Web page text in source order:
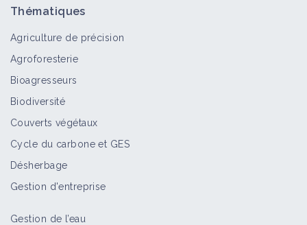
Thématiques
Agriculture de précision
Agroforesterie
Bioagresseurs
Biodiversité
Couverts végétaux
Cycle du carbone et GES
Désherbage
Gestion d'entreprise
Gestion de l’eau